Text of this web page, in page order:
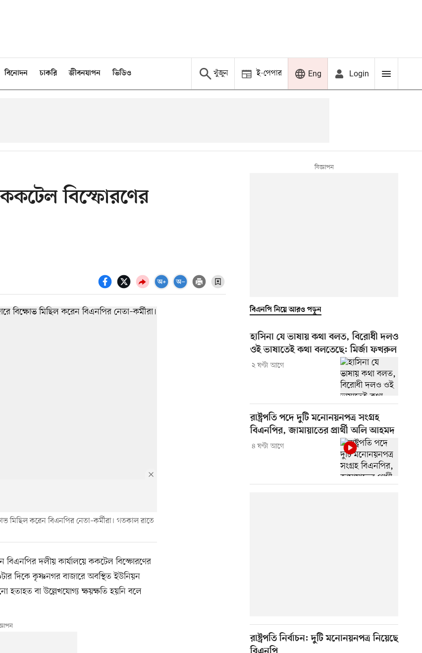
বিনোদন চাকরি জীবনযাপন ভিডিও খুঁজুন ই-পেপার Eng Login
ককটেল বিস্ফোরণের
মিছিল করেন বিএনপির নেতা–কর্মীরা। গতকাল রাতে
দলীয় কার্যালয়ে ককটেল বিস্ফোরণের
দিকে কৃষ্ণনগর বাজারে অবস্থিত ইউনিয়ন
হতাহত বা উল্লেখযোগ্য ক্ষয়ক্ষতি হয়নি বলে
বিএনপি নিয়ে আরও পড়ুন
হাসিনা যে ভাষায় কথা বলত, বিরোধী দলও
ওই ভাষাতেই কথা বলতেছে: মির্জা ফখরুল
২ ঘণ্টা আগে
রাষ্ট্রপতি পদে দুটি মনোনয়নপত্র সংগ্রহ
বিএনপির, জামায়াতের প্রার্থী অলি আহমদ
৪ ঘণ্টা আগে
রাষ্ট্রপতি নির্বাচন: দুটি মনোনয়নপত্র নিয়েছে